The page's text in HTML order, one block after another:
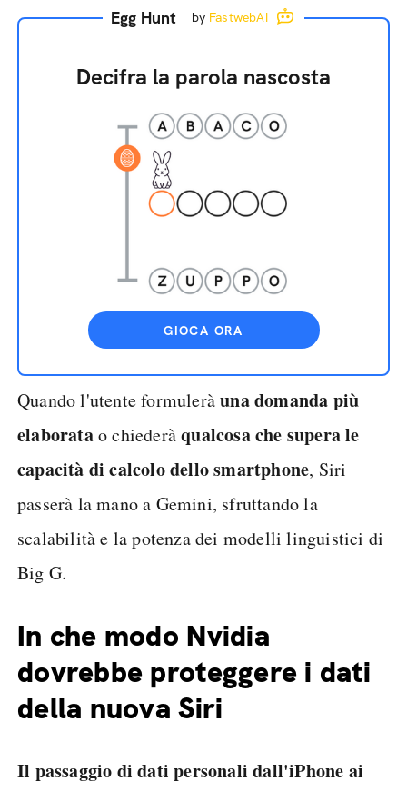
Egg Hunt by FastwebAI
Decifra la parola nascosta
GIOCA ORA
Quando l'utente formuleràuna domanda più
elaboratao chiederàqualcosa che supera le
capacità di calcolo dello smartphone, Siri
passerà la mano a Gemini, sfruttando la
scalabilità e la potenza dei modelli linguistici di
Big G.
In che modo Nvidia
dovrebbe proteggere i dati
della nuova Siri
Il passaggio di dati personali dall'iPhone ai